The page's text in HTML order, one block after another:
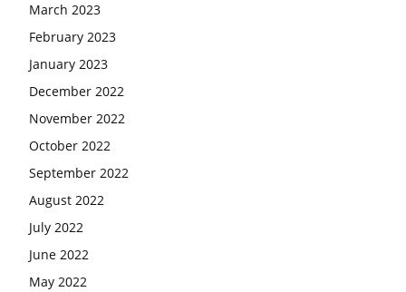
March 2023
February 2023
January 2023
December 2022
November 2022
October 2022
September 2022
August 2022
July 2022
June 2022
May 2022